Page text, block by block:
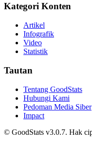
Kategori Konten
Artikel
Infografik
Video
Statistik
Tautan
Tentang GoodStats
Hubungi Kami
Pedoman Media Siber
Impact
© GoodStats v3.0.7. Hak